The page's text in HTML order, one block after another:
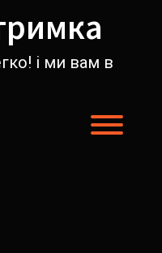
і ми вам в